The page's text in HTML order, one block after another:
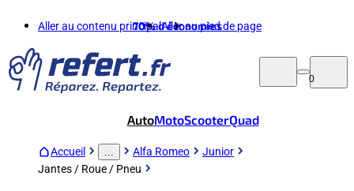
Aller au contenu principalAller au pied de page
70%d'économies
0
AutoMotoScooterQuad
Accueil Alfa Romeo
Junior
Jantes / Roue / Pneu